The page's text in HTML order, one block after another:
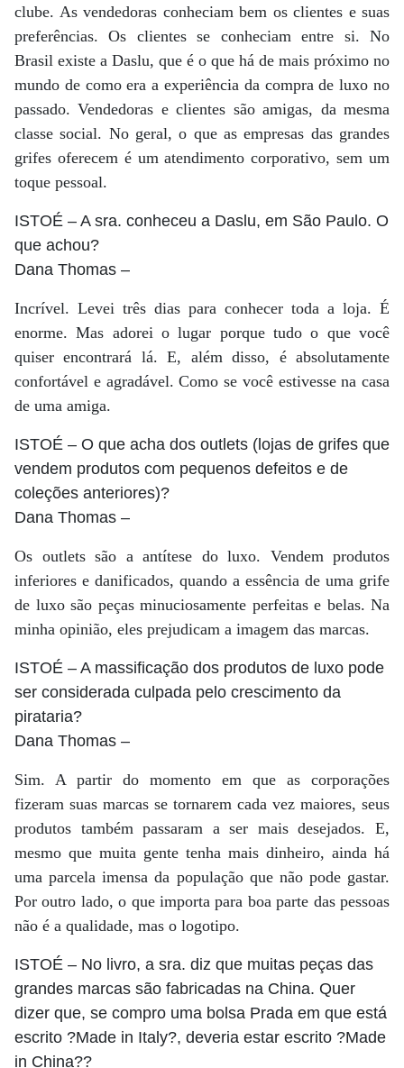
clube. As vendedoras conheciam bem os clientes e suas
preferências. Os clientes se conheciam entre si. No
Brasil existe a Daslu, que é o que há de mais próximo no
mundo de como era a experiência da compra de luxo no
passado. Vendedoras e clientes são amigas, da mesma
classe social. No geral, o que as empresas das grandes
grifes oferecem é um atendimento corporativo, sem um
toque pessoal.
ISTOÉ – A sra. conheceu a Daslu, em São Paulo. O
que achou?
Dana Thomas –
Incrível. Levei três dias para conhecer toda a loja. É
enorme. Mas adorei o lugar porque tudo o que você
quiser encontrará lá. E, além disso, é absolutamente
confortável e agradável. Como se você estivesse na casa
de uma amiga.
ISTOÉ – O que acha dos outlets (lojas de grifes que
vendem produtos com pequenos defeitos e de
coleções anteriores)?
Dana Thomas –
Os outlets são a antítese do luxo. Vendem produtos
inferiores e danificados, quando a essência de uma grife
de luxo são peças minuciosamente perfeitas e belas. Na
minha opinião, eles prejudicam a imagem das marcas.
ISTOÉ – A massificação dos produtos de luxo pode
ser considerada culpada pelo crescimento da
pirataria?
Dana Thomas –
Sim. A partir do momento em que as corporações
fizeram suas marcas se tornarem cada vez maiores, seus
produtos também passaram a ser mais desejados. E,
mesmo que muita gente tenha mais dinheiro, ainda há
uma parcela imensa da população que não pode gastar.
Por outro lado, o que importa para boa parte das pessoas
não é a qualidade, mas o logotipo.
ISTOÉ – No livro, a sra. diz que muitas peças das
grandes marcas são fabricadas na China. Quer
dizer que, se compro uma bolsa Prada em que está
escrito ?Made in Italy?, deveria estar escrito ?Made
in China??